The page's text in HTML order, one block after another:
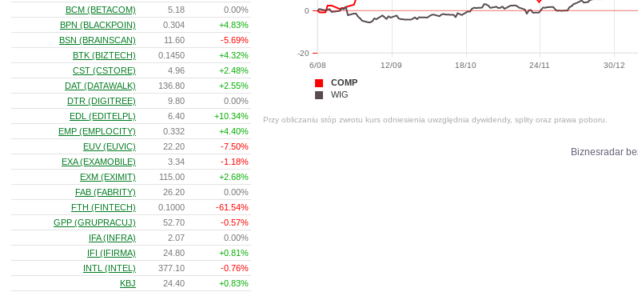
6/08 12/09 18/10 24/11 30/12
-20
0
COMP
WIG
Przy obliczaniu stóp zwrotu kurs odniesienia uwzględnia dywidendy, splity oraz prawa poboru.
Biznesradar
BCM (BETACOM)
5.18
0.00%
BPN (BLACKPOIN)
0.304
+4.83%
BSN (BRAINSCAN)
11.60
-5.69%
BTK (BIZTECH)
0.1450
+4.32%
CST (CSTORE)
4.96
+2.48%
DAT (DATAWALK)
136.80
+2.55%
DTR (DIGITREE)
9.80
0.00%
EDL (EDITELPL)
6.40
+10.34%
EMP (EMPLOCITY)
0.332
+4.40%
EUV (EUVIC)
22.20
-7.50%
EXA (EXAMOBILE)
3.34
-1.18%
EXM (EXIMIT)
115.00
+2.68%
FAB (FABRITY)
26.20
0.00%
FTH (FINTECH)
0.1000
-61.54%
GPP (GRUPRACUJ)
52.70
-0.57%
IFA (INFRA)
2.07
0.00%
IFI (IFIRMA)
24.80
+0.81%
INTL (INTEL)
377.10
-0.76%
KBJ
24.40
+0.83%